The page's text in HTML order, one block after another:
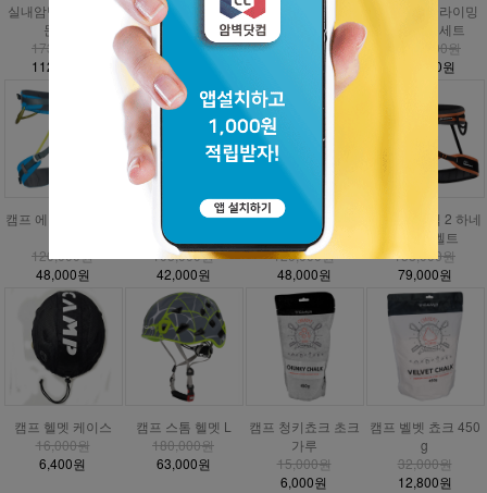
실내암벽 볼더링 입
문세트
173,000원
112,500원
인공외벽 클라이밍
입문세트
797,000원
358,700원
자연암벽 클라이밍
입문세트
1,009,000원
454,100원
자연암벽 클라이밍
고급 입문세트
1,476,000원
885,600원
캠프 에너지 CR3 하
120,000원
48,000원
캠프 에너지 하네스
안전벨트
105,000원
42,000원
캠프 에너지 주니어
하네스
120,000원
48,000원
DMM 매버릭 2 하네
스 안전벨트
158,000원
79,000원
캠프 헬멧 케이스
16,000원
6,400원
캠프 스톰 헬멧 L
180,000원
63,000원
캠프 청키쵸크 초크
가루
15,000원
6,000원
캠프 벨벳 쵸크 450
g
32,000원
12,800원